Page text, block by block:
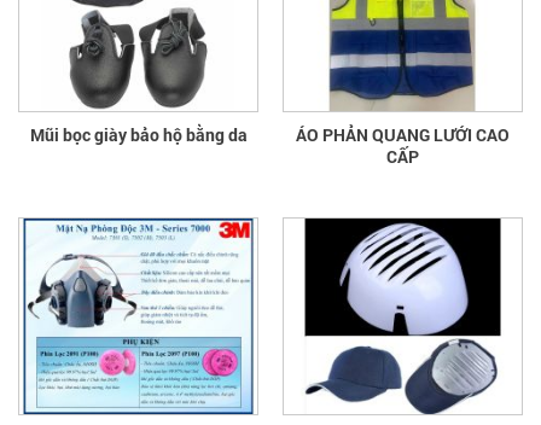
Mũi bọc giày bảo hộ bằng da
ÁO PHẢN QUANG LƯỚI CAO
CẤP